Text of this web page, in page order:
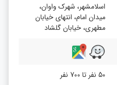
اسلامشهر، شهرک واوان،
میدان امام، انتهای خیابان
مطهری، خیابان گلشاد
50 نفر تا 700 نفر